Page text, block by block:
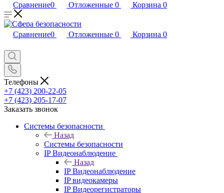
Сравнение0 Отложенные 0 Корзина 0
Сравнение0 Отложенные 0 Корзина 0
Телефоны
+7 (423) 200-22-05
+7 (423) 205-17-07
Заказать звонок
Системы безопасности
Назад
Системы безопасности
IP Видеонаблюдение
Назад
IP Видеонаблюдение
IP видеокамеры
IP Видеорегистраторы